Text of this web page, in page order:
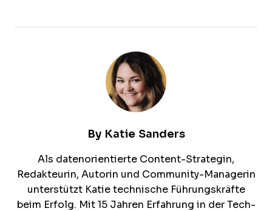
By Katie Sanders
Als datenorientierte Content-Strategin,
Redakteurin, Autorin und Community-Managerin
unterstützt Katie technische Führungskräfte
beim Erfolg. Mit 15 Jahren Erfahrung in der Tech-